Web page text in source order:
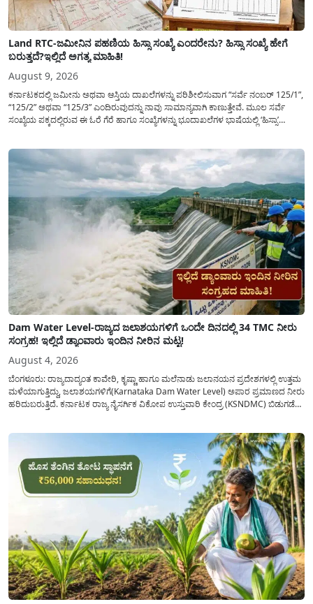
Land RTC-ಜಮೀನಿನ ಪಹಣಿಯ ಹಿಸ್ಸಾ ಸಂಖ್ಯೆ ಎಂದರೇನು? ಹಿಸ್ಸಾ ಸಂಖ್ಯೆ ಹೇಗೆ
ಬರುತ್ತದೆ?ಇಲ್ಲಿದೆ ಅಗತ್ಯ ಮಾಹಿತಿ!
August 9, 2026
ಕರ್ನಾಟಕದಲ್ಲಿ ಜಮೀನು ಅಥವಾ ಆಸ್ತಿಯ ದಾಖಲೆಗಳನ್ನು ಪರಿಶೀಲಿಸುವಾಗ “ಸರ್ವೆ ನಂಬರ್ 125/1”,
“125/2” ಅಥವಾ “125/3” ಎಂದಿರುವುದನ್ನು ನಾವು ಸಾಮಾನ್ಯ​ವಾಗಿ ಕಾಣುತ್ತೇವೆ. ಮೂಲ ಸರ್ವೆ
ಸಂಖ್ಯೆಯ ಪಕ್ಕದಲ್ಲಿರುವ ಈ ಓರೆ ಗೆರೆ ಹಾಗೂ ಸಂಖ್ಯೆಗಳನ್ನು ಭೂದಾಖಲೆಗಳ ಭಾಷೆಯಲ್ಲಿ ‘ಹಿಸ್ಸಾ’
Dam Water Level-ರಾಜ್ಯದ ಜಲಾಶಯಗಳಿಗೆ ಒಂದೇ ದಿನದಲ್ಲಿ 34 TMC ನೀರು
ಸಂಗ್ರಹ! ಇಲ್ಲಿದೆ ಡ್ಯಾಂವಾರು ಇಂದಿನ ನೀರಿನ ಮಟ್ಟ!
August 4, 2026
ಬೆಂಗಳೂರು: ರಾಜ್ಯದಾದ್ಯಂತ ಕಾವೇರಿ, ಕೃಷ್ಣಾ ಹಾಗೂ ಮಲೆನಾಡು ಜಲಾನಯನ ಪ್ರದೇಶಗಳಲ್ಲಿ ಉತ್ತಮ
ಮಳೆಯಾಗುತ್ತಿದ್ದು, ಜಲಾಶಯಗಳಿಗೆ(Karnataka Dam Water Level) ಅಪಾರ ಪ್ರಮಾಣದ ನೀರು
ಹರಿದುಬರುತ್ತಿದೆ. ಕರ್ನಾಟಕ ರಾಜ್ಯ ನೈಸರ್ಗಿಕ ವಿಕೋಪ ಉಸ್ತುವಾರಿ ಕೇಂದ್ರ (KSNDMC) ಬಿಡುಗಡೆ